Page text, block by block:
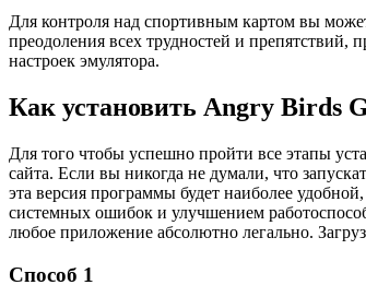
Для контроля над спортивным картом вы
преодоления всех трудностей и
настроек эмулятора.
Как установить Angry Birds
Для того чтобы успешно пройти все этапы
сайта. Если вы никогда не думали, что
эта версия программы будет наиболее
системных ошибок и улучшением
любое приложение абсолютно легально.
Способ 1